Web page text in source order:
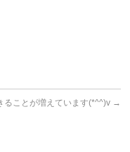
ることが増えています(*^^)v →